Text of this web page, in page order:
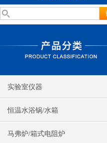
实验室仪器
恒温水浴锅/水箱
马弗炉/箱式电阻炉